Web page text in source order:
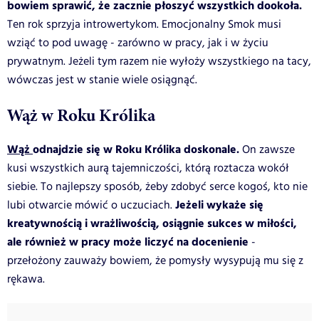
bowiem sprawić, że zacznie płoszyć wszystkich dookoła.
Ten rok sprzyja introwertykom. Emocjonalny Smok musi
wziąć to pod uwagę - zarówno w pracy, jak i w życiu
prywatnym. Jeżeli tym razem nie wyłoży wszystkiego na tacy,
wówczas jest w stanie wiele osiągnąć.
Wąż w Roku Królika
Wążodnajdzie się w Roku Królika doskonale.On zawsze
kusi wszystkich aurą tajemniczości, którą roztacza wokół
siebie. To najlepszy sposób, żeby zdobyć serce kogoś, kto nie
lubi otwarcie mówić o uczuciach.Jeżeli wykaże się
kreatywnością i wrażliwością, osiągnie sukces w miłości,
ale również w pracy może liczyć na docenienie -
przełożony zauważy bowiem, że pomysły wysypują mu się z
rękawa.